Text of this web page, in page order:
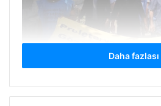
Daha fazlası